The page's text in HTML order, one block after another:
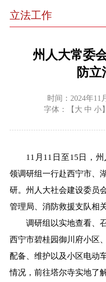
立法工作
州人大常委
防立
时间：2024年11
字体：【 大 中 小】
11月11日至15日，
领调研组一行赴西宁市、
研。州人大社会建设委员
管理局、消防救援支队相
调研组以实地查看、
西宁市碧桂园御川府小区
配备、维护以及小区电动
情况，前往塔尔寺实地了